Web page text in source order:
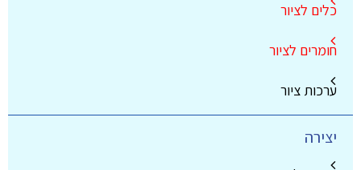
כלים לציור
חומרים לציור
ערכות ציור
יצירה